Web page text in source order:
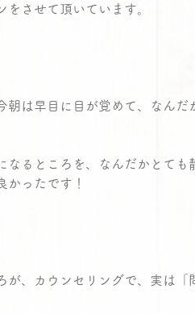
させて頂いています。
朝は早目に目が覚めて、なんだ
なるところを、なんだかとても
かったです！
が、カウンセリングで、実は「